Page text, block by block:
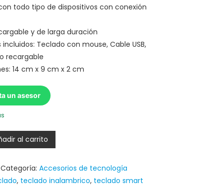
todo tipo de dispositivos con conexión
y de larga duración
Teclado con mouse, Cable USB,
recargable
14 cm x 9 cm x 2 cm
un asesor
al carrito
Categoría: Accesorios de tecnología
, teclado inalambrico, teclado smart